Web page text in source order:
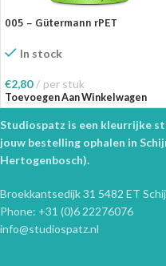
005 – Gütermann rPET
In stock
€2,80 per stuk
Toevoegen Aan Winkelwagen
Studiospatz is een kleurrijke
jouw bestelling ophalen in
Hertogenbosch).
Broekkantsedijk 31 5482 ET
Phone: +31 (0)6 22276076
info@studiospatz.nl